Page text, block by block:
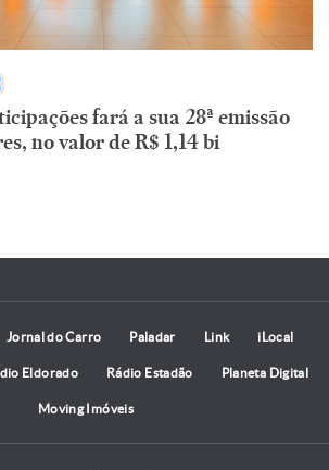
fará a sua 28ª emissão
no valor de R$ 1,14 bi
Jornal do Carro Paladar Link iLocal
Eldorado Rádio Estadão Planeta Digital
Moving Imóveis